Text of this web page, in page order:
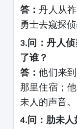
答：丹人从
勇士去窥探侦
3.问：丹人
了谁？
答：他们来
那里住宿；
未人的声音。
4.问：肋未人